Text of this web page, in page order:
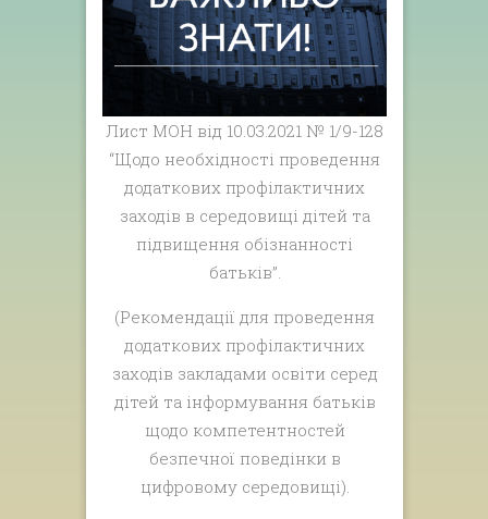
Лист МОН від 10.03.2021 № 1/9-128
“Щодо необхідності проведення
додаткових профілактичних
заходів в середовищі дітей та
підвищення обізнанності
батьків”.
(Рекомендації для проведення
додаткових профілактичних
заходів закладами освіти серед
дітей та інформування батьків
щодо компетентностей
безпечної поведінки в
цифровому середовищі).